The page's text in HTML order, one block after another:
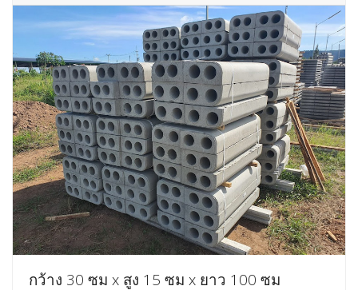
กว้าง 30 ซม x สูง 15 ซม x ยาว 100 ซม